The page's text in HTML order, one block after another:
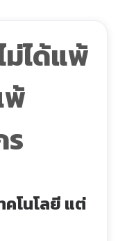
ได้แพ้
พ้
โนโลยี แต่